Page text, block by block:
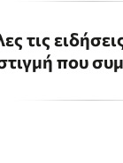
τις
που